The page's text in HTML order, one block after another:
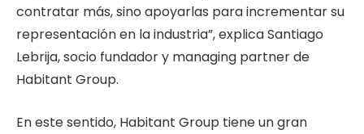
contratar más, sino apoyarlas para incrementar su
representación en la industria”, explica Santiago
Lebrija, socio fundador y managing partner de
Habitant Group.
En este sentido, Habitant Group tiene un gran